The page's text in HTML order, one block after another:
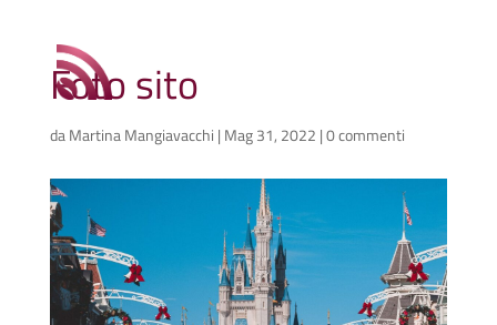
Foto sito
daMartina Mangiavacchi | Mag 31, 2022 |0 commenti